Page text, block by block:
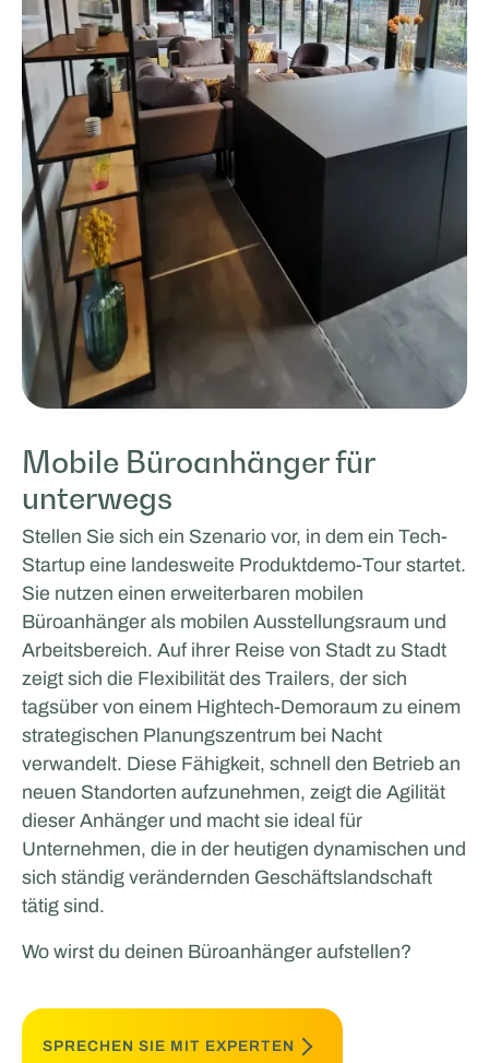
Mobile Büroanhänger für
unterwegs
Stellen Sie sich ein Szenario vor, in dem ein Tech-
Startup eine landesweite Produktdemo-Tour startet.
Sie nutzen einen erweiterbaren mobilen
Büroanhänger als mobilen Ausstellungsraum und
Arbeitsbereich. Auf ihrer Reise von Stadt zu Stadt
zeigt sich die Flexibilität des Trailers, der sich
tagsüber von einem Hightech-Demoraum zu einem
strategischen Planungszentrum bei Nacht
verwandelt. Diese Fähigkeit, schnell den Betrieb an
neuen Standorten aufzunehmen, zeigt die Agilität
dieser Anhänger und macht sie ideal für
Unternehmen, die in der heutigen dynamischen und
sich ständig verändernden Geschäftslandschaft
tätig sind.
Wo wirst du deinen Büroanhänger aufstellen?
SPRECHEN SIE MIT EXPERTEN